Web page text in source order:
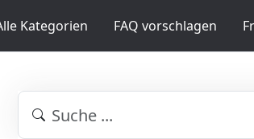
Kategorien FAQ vorschlagen